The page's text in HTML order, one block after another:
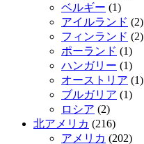
ベルギー (1)
アイルランド (2)
フィンランド (2)
ポーランド (1)
ハンガリー (1)
オーストリア (1)
ブルガリア (1)
ロシア (2)
北アメリカ (216)
アメリカ (202)